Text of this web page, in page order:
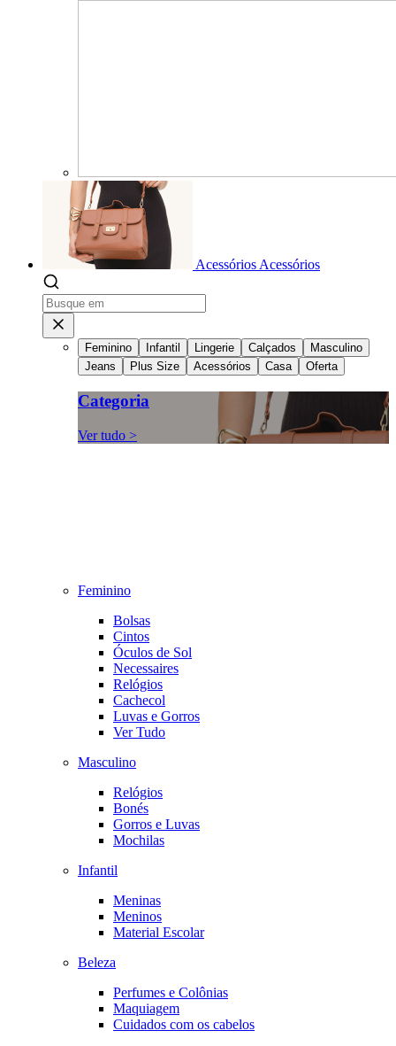
Acessórios Acessórios
Feminino Infantil Lingerie Calçados
Masculino
Jeans
Plus Size Acessórios Casa Oferta
Categoria
Ver tudo >
Feminino
Bolsas
Cintos
Óculos de Sol
Necessaires
Relógios
Cachecol
Luvas e Gorros
Ver Tudo
Masculino
Relógios
Bonés
Gorros e Luvas
Mochilas
Infantil
Meninas
Meninos
Material Escolar
Beleza
Perfumes e Colônias
Maquiagem
Cuidados com os cabelos